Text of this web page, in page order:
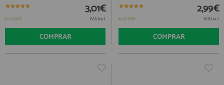
En STOCK
3,01€
IVA Incl.
COMPRAR
En STOCK
2,99€
IVA Incl.
COMPRAR